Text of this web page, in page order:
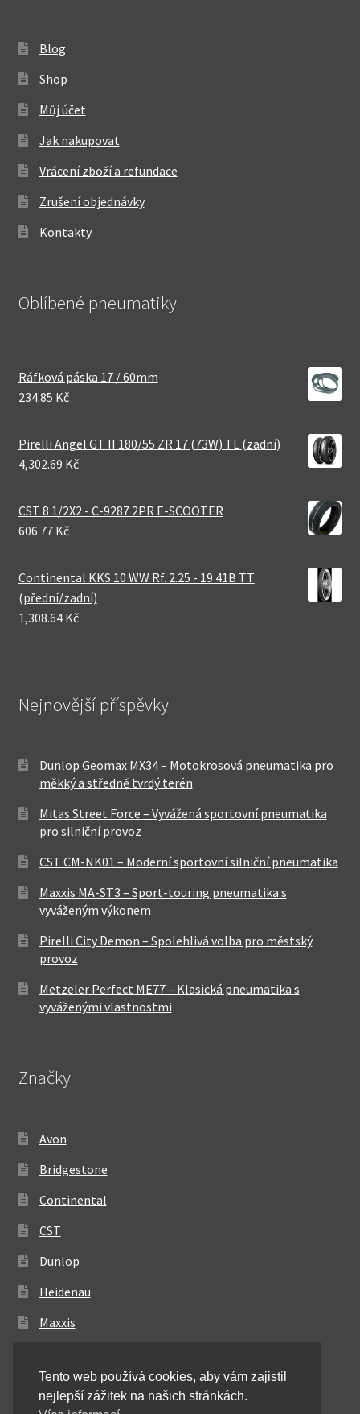
Blog
Shop
Můj účet
Jak nakupovat
Vrácení zboží a refundace
Zrušení objednávky
Kontakty
Oblíbené pneumatiky
Ráfková páska 17 / 60mm
234.85 Kč
Pirelli Angel GT II 180/55 ZR 17 (73W) TL (zadní)
4,302.69 Kč
CST 8 1/2X2 - C-9287 2PR E-SCOOTER
606.77 Kč
Continental KKS 10 WW Rf. 2.25 - 19 41B TT
(přední/zadní)
1,308.64 Kč
Nejnovější příspěvky
Dunlop Geomax MX34 – Motokrosová pneumatika pro
měkký a středně tvrdý terén
Mitas Street Force – Vyvážená sportovní pneumatika
pro silniční provoz
CST CM-NK01 – Moderní sportovní silniční pneumatika
Maxxis MA-ST3 – Sport-touring pneumatika s
vyváženým výkonem
Pirelli City Demon – Spolehlivá volba pro městský
provoz
Metzeler Perfect ME77 – Klasická pneumatika s
vyváženými vlastnostmi
Značky
Avon
Bridgestone
Continental
CST
Dunlop
Heidenau
Maxxis
Michelin
Tento web používá cookies, aby vám zajistil
nejlepší zážitek na našich stránkách.